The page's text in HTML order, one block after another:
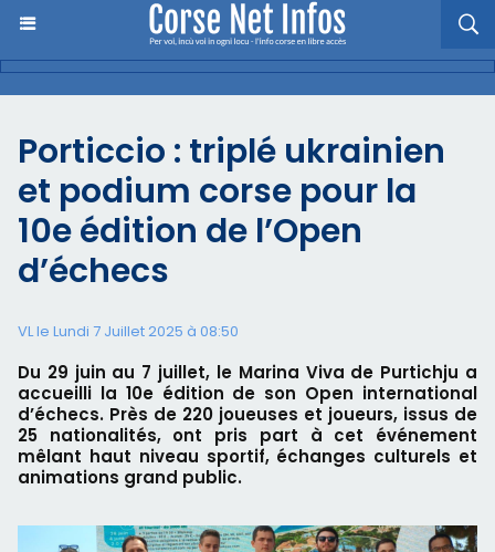
Porticcio : triplé ukrainien
et podium corse pour la
10e édition de l’Open
d’échecs
VL le Lundi 7 Juillet 2025 à 08:50
Du 29 juin au 7 juillet, le Marina Viva de Purtichju a
accueilli la 10e édition de son Open international
d’échecs. Près de 220 joueuses et joueurs, issus de
25 nationalités, ont pris part à cet événement
mêlant haut niveau sportif, échanges culturels et
animations grand public.